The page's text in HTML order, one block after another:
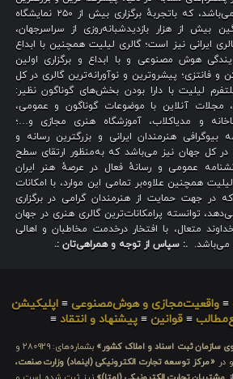
گالری آنلاین در کل جهان می‌باشد، که باتجربهٔ برگزاری بیش از ۲۵۰ نمایشگاه
بیش از هزار بازدیدشبانه‌روزی از سراسرجهان،
ایرانی نیز است؛ گالری لیلیت همچنین با ابداع
هوش مصنوعی و با ابداع و برگزاری اولین
و فانتزی؛ پیشروترین و نوآورانه‌ترین گالری در کل
لیلیت با دارا بودن بخش‌های گوناگون نظیر:
مجلات آنلاین با موضوعات گوناگون و عمومی،
و مدیاکلاب، آموزشگاه هنری مجازی و…؛
بیوگرافی هنرمندان ایرانی و بزرگترین رسانه و
در کل جهان نیز می‌باشد که به‌منظور ارتقای سطح
عمومی و رسانهٔ فعال در عرصهٔ هنر ایران
همچنین علاوه‌بر تمامی این موارد، با امکانات
در جهت حمایت از هنرمندان گرامی در برگزاری
توانسته پرامکانات‌ترین گالری هنری در جهان
متعال، با افتخار درخدمت مخاطبان و اهالی
می‌باشد. .: سپاس از توجه و همراهی‌تان :.
≡ واقعیت‌مجازی و هوش‌مصنوعی ≡ اپلیکیشن
≡قوانین ≡پیشنهاد و انتقاد ≡
سازمان ثبت اسناد و املاک کشور»
بشماره‌های: ۲۸۰۹۲۹ و
«مرکز توسعه تجارت الکترونیکی (اینماد) وزارت صنعت،